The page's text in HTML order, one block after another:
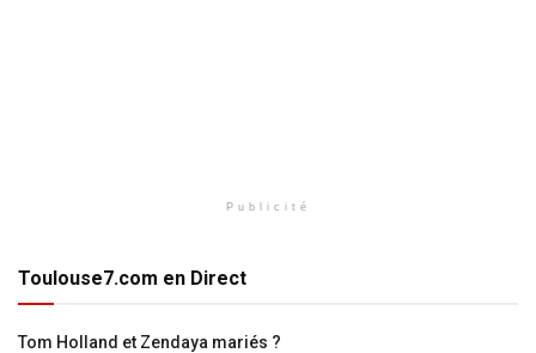
Publicité
Toulouse7.com en Direct
Tom Holland et Zendaya mariés ?